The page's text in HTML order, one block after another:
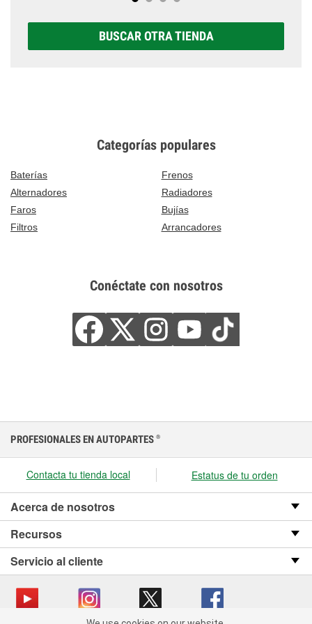
BUSCAR OTRA TIENDA
Categorías populares
Baterías
Frenos
Alternadores
Radiadores
Faros
Bujías
Filtros
Arrancadores
Conéctate con nosotros
PROFESIONALES EN AUTOPARTES ®
Contacta tu tienda local Estatus de tu orden
Acerca de nosotros
Recursos
Servicio al cliente